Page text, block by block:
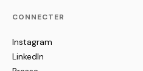
CONNECTER
Instagram
LinkedIn